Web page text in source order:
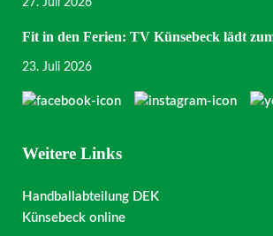
27. Juli 2026
Fit in den Ferien: TV Künsebeck lädt
23. Juli 2026
Weitere Links
Handballabteilung DEK
Künsebeck online